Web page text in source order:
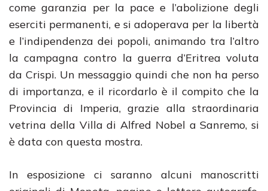
come garanzia per la pace e l’abolizione degli
eserciti permanenti, e si adoperava per la libertà
e l’indipendenza dei popoli, animando tra l’altro
la campagna contro la guerra d’Eritrea voluta
da Crispi. Un messaggio quindi che non ha perso
di importanza, e il ricordarlo è il compito che la
Provincia di Imperia, grazie alla straordinaria
vetrina della Villa di Alfred Nobel a Sanremo, si
è data con questa mostra.
In esposizione ci saranno alcuni manoscritti